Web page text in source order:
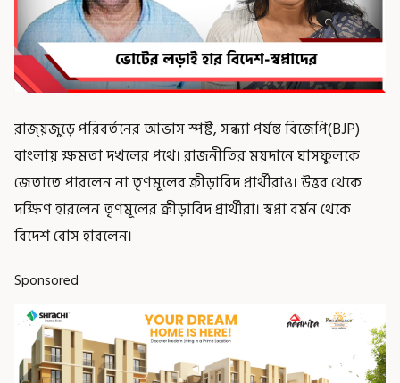
রাজ্য়জুড়ে পরিবর্তনের আভাস স্পষ্ট, সন্ধ্যা পর্যন্ত বিজেপি(BJP)
বাংলায় ক্ষমতা দখলের পথে। রাজনীতির ময়দানে ঘাসফুলকে
জেতাতে পারলেন না তৃণমূলের ক্রীড়াবিদ প্রার্থীরাও। উত্তর থেকে
দক্ষিণ হারলেন তৃণমূলের ক্রীড়াবিদ প্রার্থীরা। স্বপ্না বর্মন থেকে
বিদেশ বোস হারলেন।
Sponsored